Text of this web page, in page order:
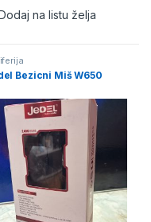
na listu želja
Bezicni Miš W650